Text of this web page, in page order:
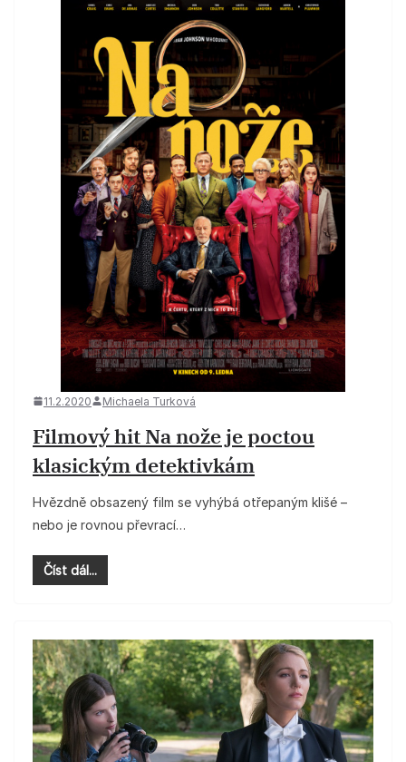
11.2.2020 Michaela Turková
Filmový hit Na nože je poctou
klasickým detektivkám
Hvězdně obsazený film se vyhýbá otřepaným klišé –
nebo je rovnou převrací…
Číst dál...